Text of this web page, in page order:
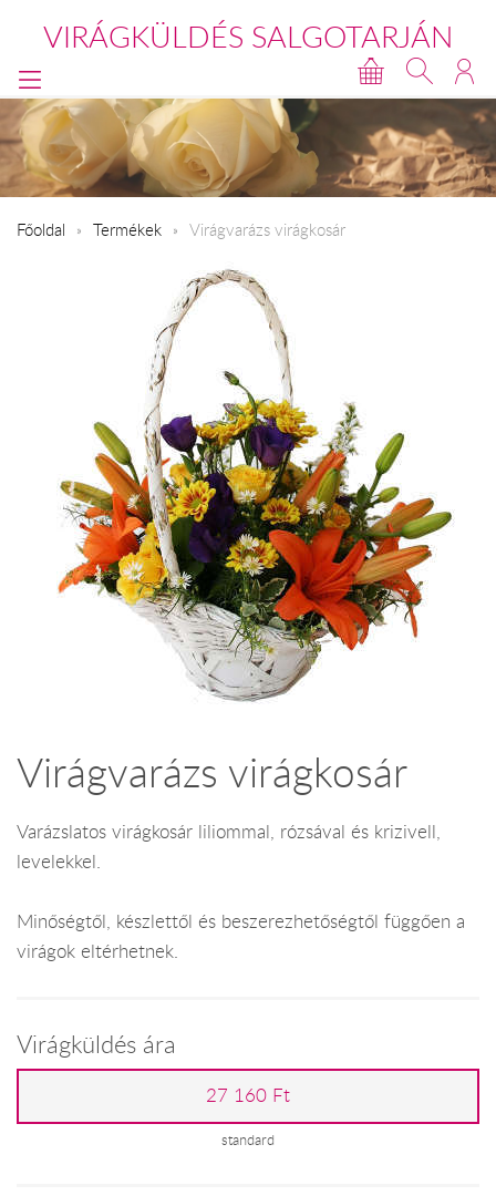
VIRÁGKÜLDÉS SALGOTARJÁN
Főoldal Termékek Virágvarázs virágkosár
Virágvarázs virágkosár
Varázslatos virágkosár liliommal, rózsával és krizivell,
levelekkel.
Minőségtől, készlettől és beszerezhetőségtől függően a
virágok eltérhetnek.
Virágküldés ára
27 160 Ft
standard